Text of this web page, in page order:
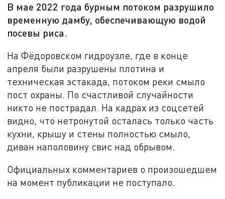
В мае 2022 года бурным потоком разрушило
временную дамбу, обеспечивающую водой
посевы риса.
На Фёдоровском гидроузле, где в конце
апреля были разрушены плотина и
техническая эстакада, потоком реки смыло
пост охраны. По счастливой случайности
никто не пострадал. На кадрах из соцсетей
видно, что нетронутой осталась только часть
кухни, крышу и стены полностью смыло,
диван наполовину свис над обрывом.
Официальных комментариев о произошедшем
на момент публикации не поступало.